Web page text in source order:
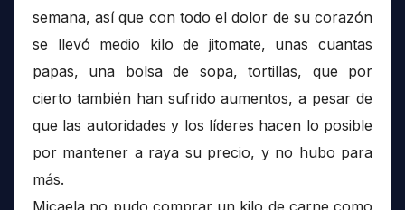
semana, así que con todo el dolor de su corazón
se llevó medio kilo de jitomate, unas cuantas
papas, una bolsa de sopa, tortillas, que por
cierto también han sufrido aumentos, a pesar de
que las autoridades y los líderes hacen lo posible
por mantener a raya su precio, y no hubo para
más.
Micaela no pudo comprar un kilo de carne como